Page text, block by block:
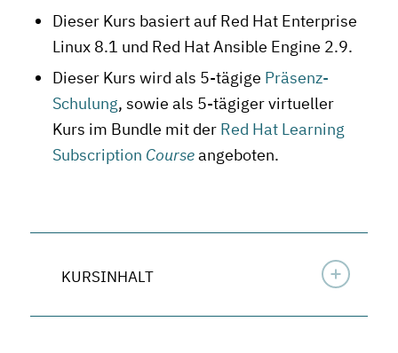
Dieser Kurs basiert auf Red Hat Enterprise
Linux 8.1 und Red Hat Ansible Engine 2.9.
Dieser Kurs wird als 5-tägige Präsenz-
Schulung, sowie als 5-tägiger virtueller
Kurs im Bundle mit der Red Hat Learning
Subscription Courseangeboten.
KURSINHALT